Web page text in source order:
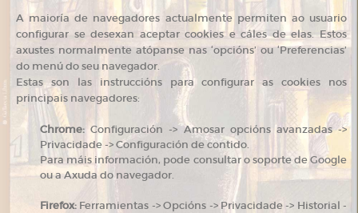
A maioría de navegadores actualmente permiten ao usuario
configurar se desexan aceptar cookies e cáles de elas. Estos
axustes normalmente atópanse nas ‘opcións’ ou ‘Preferencias’
do menú do seu navegador.
Estas son las instruccións para configurar as cookies nos
principais navegadores:
Chrome: Configuración -> Amosar opcións avanzadas ->
Privacidade -> Configuración de contido.
Para máis información, pode consultar o soporte de Google
ou a Axuda do navegador.
Firefox: Ferramientas -> Opcións -> Privacidade -> Historial -